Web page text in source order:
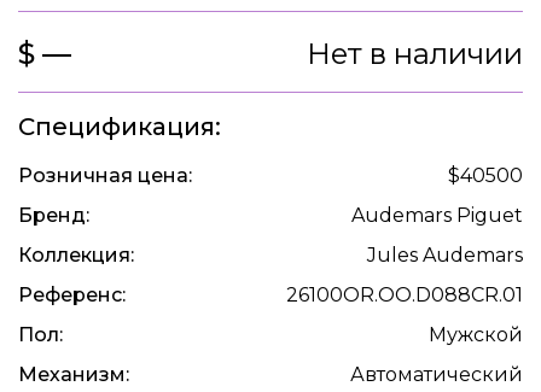
$ — Нет в наличии
Спецификация:
Розничная цена:
$40500
Бренд:
Audemars Piguet
Коллекция:
Jules Audemars
Референс:
26100OR.OO.D088CR.01
Пол:
Мужской
Механизм:
Автоматический